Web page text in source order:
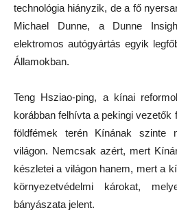
technológia hiányzik, de a fő
Michael Dunne, a Dunne
elektromos autógyártás egyik
Államokban.
Teng Hsziao-ping, a kínai
korábban felhívta a pekingi vezetők
földfémek terén Kínának szinte
világon. Nemcsak azért, mert
készletei a világon hanem, mert a
környezetvédelmi károkat,
bányászata jelent.